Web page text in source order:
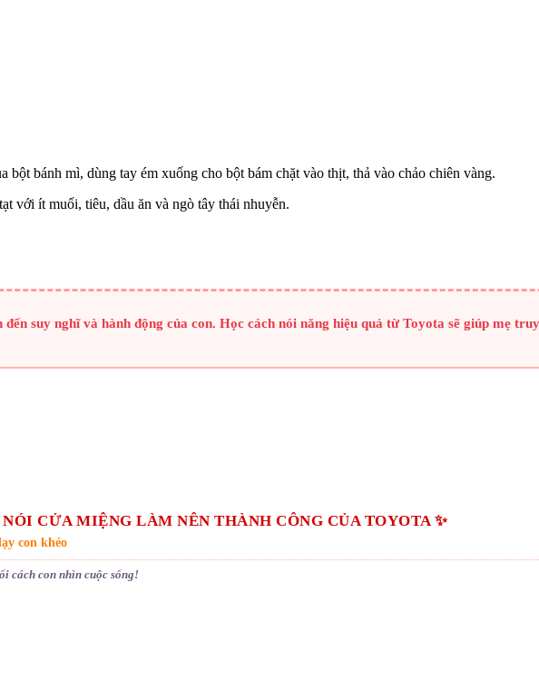
bánh mì, dùng tay ém xuống cho bột bám chặt vào thịt, thả vào chảo chiên vàng.
với ít muối, tiêu, dầu ăn và ngò tây thái nhuyễn.
suy nghĩ và hành động của con. Học cách nói năng hiệu quả từ Toyota sẽ giúp mẹ
CỬA MIỆNG LÀM NÊN THÀNH CÔNG CỦA TOYOTA ✨
con khéo
cách con nhìn cuộc sống!